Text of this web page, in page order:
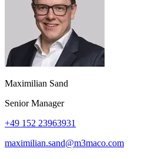
Maximilian Sand
Senior Manager
+49 152 23963931
maximilian.sand@m3maco.com